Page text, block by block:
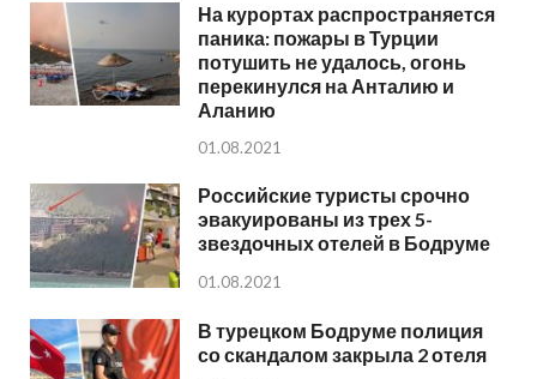
На курортах распространяется
паника: пожары в Турции
потушить не удалось, огонь
перекинулся на Анталию и
Аланию
01.08.2021
Российские туристы срочно
эвакуированы из трех 5-
звездочных отелей в Бодруме
01.08.2021
В турецком Бодруме полиция
со скандалом закрыла 2 отеля